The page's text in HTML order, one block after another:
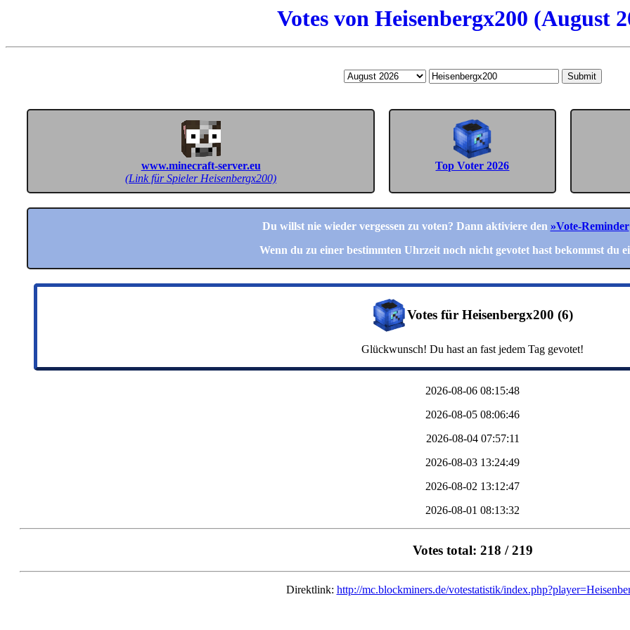
Votes von Heisenbergx200 (August
Submit
www.minecraft-server.eu
(Link für Spieler Heisenbergx200)
Top Voter 2026
Du willst nie wieder vergessen zu voten? Dann aktiviere den »Vote-Reminder
Wenn du zu einer bestimmten Uhrzeit noch nicht gevotet hast bekommst du
Votes für Heisenbergx200 (6)
Glückwunsch! Du hast an fast jedem Tag gevotet!
2026-08-06 08:15:48
2026-08-05 08:06:46
2026-08-04 07:57:11
2026-08-03 13:24:49
2026-08-02 13:12:47
2026-08-01 08:13:32
Votes total: 218 / 219
Direktlink: http://mc.blockminers.de/votestatistik/